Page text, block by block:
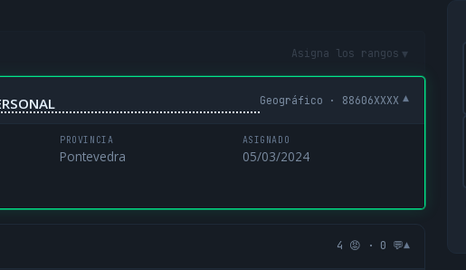
Asigna los rangos ▾
Geográfico · 88606XXXX ▾
PROVINCIA
Pontevedra
ASIGNADO
05/03/2024
4 😡 · 0 💬▾